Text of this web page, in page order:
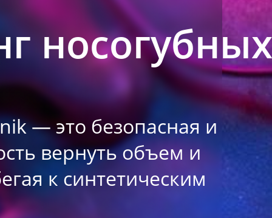
носогубных
— это безопасная и
вернуть объем и
к синтетическим